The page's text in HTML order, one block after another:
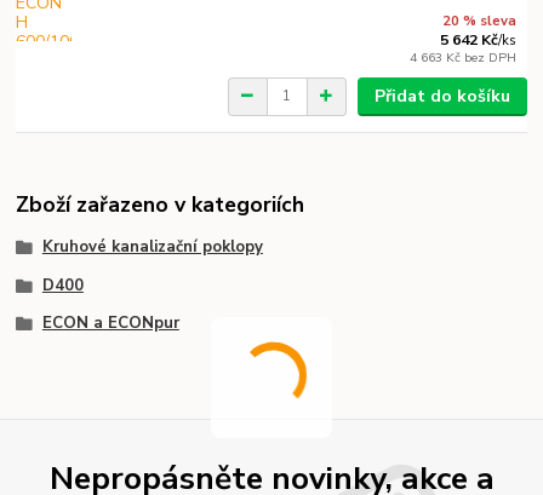
20 % sleva
5 642 Kč/ks
4 663 Kč bez DPH
Přidat do košíku
Zboží zařazeno v kategoriích
Kruhové kanalizační poklopy
D400
ECON a ECONpur
Nepropásněte novinky, akce a